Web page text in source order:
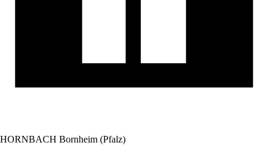
HORNBACH Bornheim (Pfalz)